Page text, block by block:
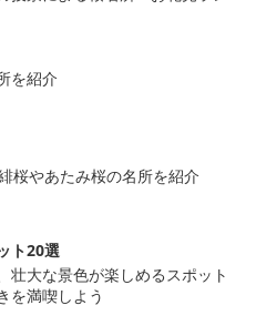
を紹介
桜やあたみ桜の名所を紹介
ト20選
壮大な景色が楽しめるスポット
を満喫しよう